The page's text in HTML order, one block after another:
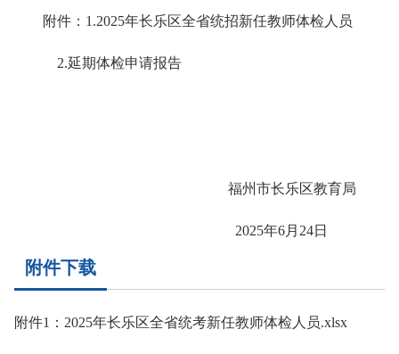
附件：1.2025年长乐区全省统招新任教师体检人员
2.延期体检申请报告
福州市长乐区教育局
2025年6月24日
附件下载
附件1：2025年长乐区全省统考新任教师体检人员.xlsx